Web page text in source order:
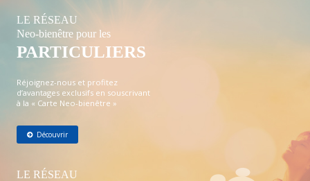
LE RÉSEAU
Neo-bienêtre pour les
PARTICULIERS
Réjoignez-nous et profitez
d’avantages exclusifs en souscrivant
à la « Carte Neo-bienêtre »
Découvrir
LE RÉSEAU